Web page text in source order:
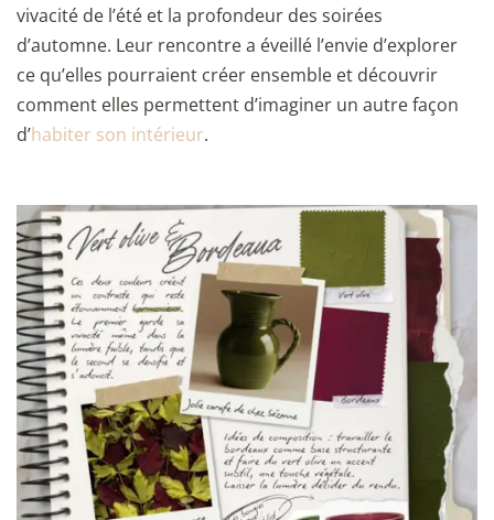
vivacité de l’été et la profondeur des soirées
d’automne. Leur rencontre a éveillé l’envie d’explorer
ce qu’elles pourraient créer ensemble et découvrir
comment elles permettent d’imaginer un autre façon
d’habiter son intérieur.